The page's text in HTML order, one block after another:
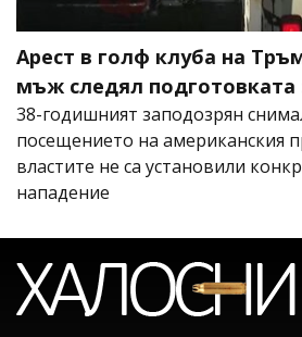
Арест в голф клуба на
мъж следял подготовката
38-годишният заподозрян
посещението на американския
властите не са установили
нападение